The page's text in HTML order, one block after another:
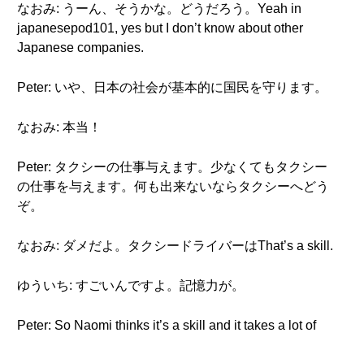
なおみ: うーん、そうかな。どうだろう。Yeah in
japanesepod101, yes but I don’t know about other
Japanese companies.
Peter: いや、日本の社会が基本的に国民を守ります。
なおみ: 本当！
Peter: タクシーの仕事与えます。少なくてもタクシー
の仕事を与えます。何も出来ないならタクシーへどう
ぞ。
なおみ: ダメだよ。タクシードライバーはThat’s a skill.
ゆういち: すごいんですよ。記憶力が。
Peter: So Naomi thinks it’s a skill and it takes a lot of